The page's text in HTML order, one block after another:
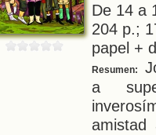
De 14 a
204 p.;
papel +
Resumen:
a
amistad